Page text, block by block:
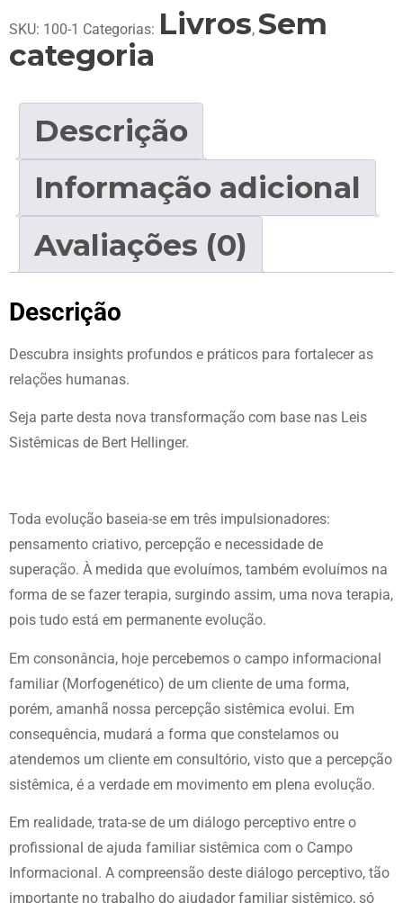
SKU: 100-1 Categorias: Livros, Sem
categoria
Descrição
Informação adicional
Avaliações (0)
Descrição
Descubra insights profundos e práticos para fortalecer as
relações humanas.
Seja parte desta nova transformação com base nas Leis
Sistêmicas de Bert Hellinger.
Toda evolução baseia-se em três impulsionadores:
pensamento criativo, percepção e necessidade de
superação. À medida que evoluímos, também evoluímos na
forma de se fazer terapia, surgindo assim, uma nova terapia,
pois tudo está em permanente evolução.
Em consonância, hoje percebemos o campo informacional
familiar (Morfogenético) de um cliente de uma forma,
porém, amanhã nossa percepção sistêmica evolui. Em
consequência, mudará a forma que constelamos ou
atendemos um cliente em consultório, visto que a percepção
sistêmica, é a verdade em movimento em plena evolução.
Em realidade, trata-se de um diálogo perceptivo entre o
profissional de ajuda familiar sistêmica com o Campo
Informacional. A compreensão deste diálogo perceptivo, tão
importante no trabalho do ajudador familiar sistêmico, só